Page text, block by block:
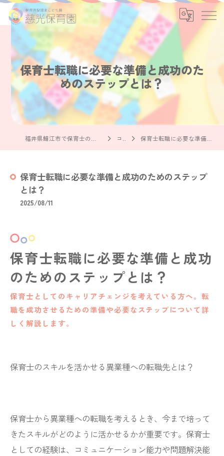
保育士転職に必要な準備と成功のた
めのステップとは？
コラム 保育士転職に必要な準備と成功のためのステップとは？
保育士転職に必要な準備と成功のためのステップ
とは？
2025/08/11
保育士転職に必要な準備と成功
のためのステップとは？
保育士としてのキャリアチェンジを考えている方へ。転
職を成功させるための準備や必要なステップについて詳
しく解説します。
保育士のスキルを活かせる異業種への転職先とは？
保育士から異業種への転職を考えるとき、今まで培って
きたスキルがどのように活かせるかが重要です。保育士
としての経験は、コミュニケーション能力や問題解決能